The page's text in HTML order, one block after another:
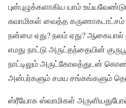
புன்புழுக்களாகிய யாம்
சுவாமிகள் வைத்த கருணாகடாட்சம்
நன்மை ஏது? நலம் ஏது? ஆகையால்
எமது நாட்டு அருட்தந்தையின்
நாட்டிலும் அருட்கோலத்துடன்
அன்பர்களும் சமய சங்கங்களும்
ஸ்ரீயோக ஸ்வாமிகள் அருளியதுபோல்,